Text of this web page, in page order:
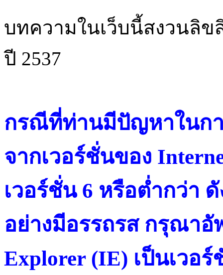
บทความในเว็บนี้สงวนลิ
ปี 2537
กรณีที่ท่านมีปัญหาในกา
จากเวอร์ชั่นของ
เวอร์ชั่น 6 หรือต่ำกว่า
อย่างมีอรรถรส กรุณาอั
Explorer (IE) เป็นเวอ